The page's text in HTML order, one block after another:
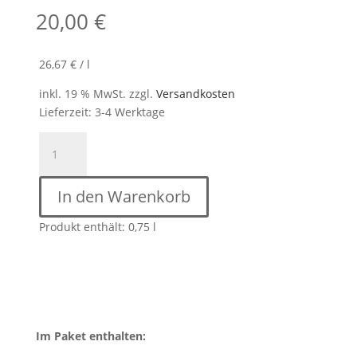
20,00 €
26,67 €/ l
inkl. 19 % MwSt. zzgl. Versandkosten
Lieferzeit: 3-4 Werktage
LAGE
APOTHEKE
Kabinett
2023
Menge
In den Warenkorb
Produkt enthält: 0,75 l
Im Paket enthalten: